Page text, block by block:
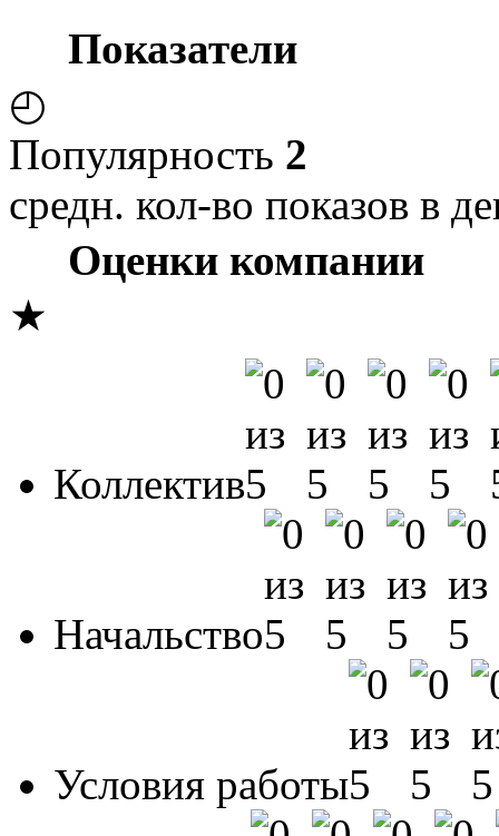
Показатели
◴
Популярность 2
средн. кол-во показов в
Оценки компании
★
Коллектив
Начальство
Условия работы